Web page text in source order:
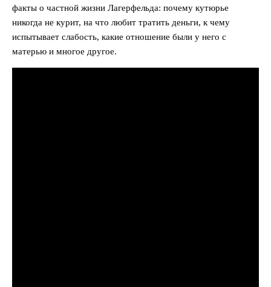
факты о частной жизни Лагерфельда: почему кутюрье
никогда не курит, на что любит тратить деньги, к чему
испытывает слабость, какие отношение были у него с
матерью и многое другое.